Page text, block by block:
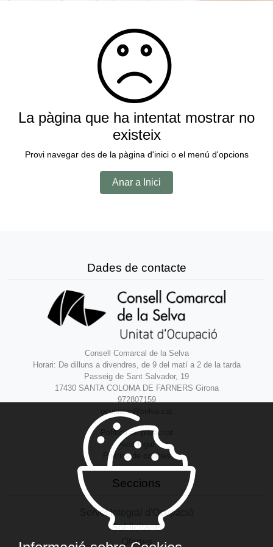
La pàgina que ha intentat mostrar no
existeix
Provi navegar des de la pàgina d'inici o el menú d'opcions
Anar a Inici
Dades de contacte
Consell Comarcal de la Selva
Horari: De dilluns a divendres, de 9 del matí a 2 de la tarda
Passeig de Sant Salvador, 19
17430 SANTA COLOMA DE FARNERS Girona
972807159
ocupacio@selva.cat
Política de privacitat
Avís legal
Política de cookies
Seccions
Servei Integral d'Ocupació
Sol·licitants
Ofertes